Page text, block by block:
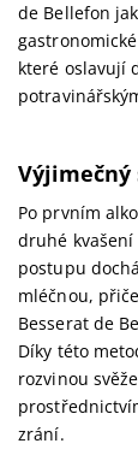
de Bellefon
které oslavují
Výjimečný
Po prvním
druhé kvašení
postupu
mléčnou,
Besserat de
Díky této
rozvinou
zrání.